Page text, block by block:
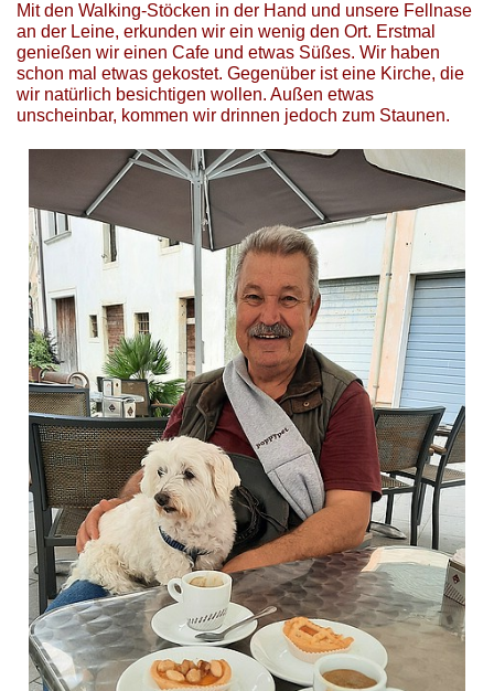
Mit den Walking-Stöcken in der Hand und unsere Fellnase
an der Leine, erkunden wir ein wenig den Ort. Erstmal
genießen wir einen Cafe und etwas Süßes. Wir haben
schon mal etwas gekostet. Gegenüber ist eine Kirche, die
wir natürlich besichtigen wollen. Außen etwas
unscheinbar, kommen wir drinnen jedoch zum Staunen.